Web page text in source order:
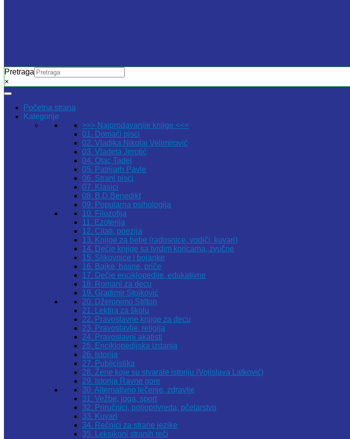
Pretraga
×
Početna strana
Kategorije
>>> Najprodavanije knjige <<<
01. Domaći pisci
02. Vladika Nikolaj Velimirović
03. Vladeta Jerotić
04. Otac Tadej
05. Patrijarh Pavle
06. Strani pisci
07. Klasici
08. B.D.Benedikt
09. Popularna psihologija
10. Filozofija
11. Ezoterija
12. Citati, poezija
13. Knjige za bebe (radosnice, vodiči, kuvari)
14. Dečje knjige sa tvrdim koricama, zvučne
15. Slikovnice i bojanke
16. Bajke, basne, priče
17. Dečje enciklopedije, edukativne
18. Romani za decu
19. Gradimir Stojković
20. Džeronimo Stilton
21. Lektira za školu
22. Pravoslavne knjige za decu
23. Pravoslavlje, religija
24. Pravoslavni akatisti
25. Enciklopedijska izdanja
26. Istorija
27. Publicistika
28. Žene koje su stvarale istoriju (Vojislava Latković)
29. Istorija Ravne gore
30. Alternativno lečenje, zdravlje
31. Vežbe, joga, sport
32. Priručnici, poljoprivreda, pčelarstvo
33. Kuvari
34. Rečnici za strane jezike
35. Leksikoni stranih reči